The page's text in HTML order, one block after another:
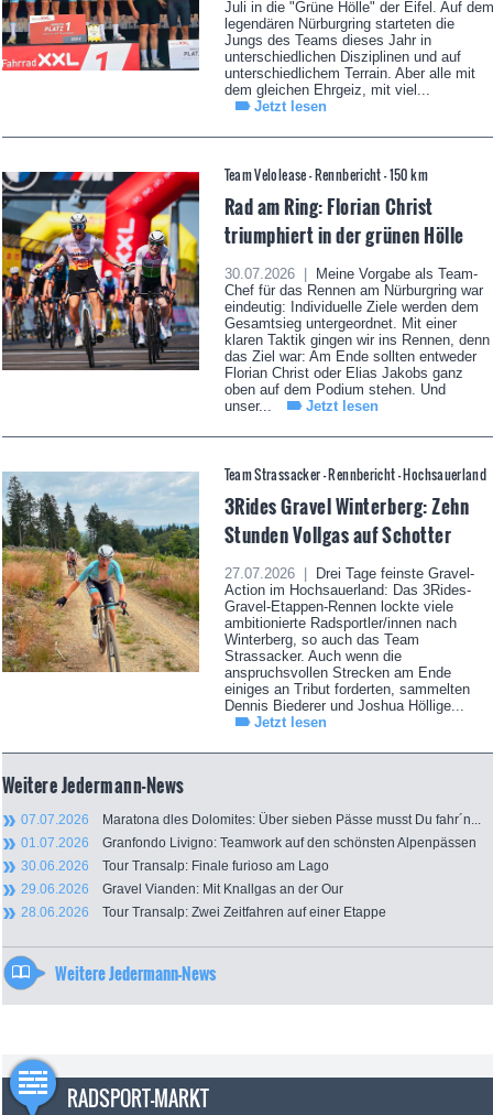
Juli in die "Grüne Hölle" der Eifel. Auf dem
legendären Nürburgring starteten die
Jungs des Teams dieses Jahr in
unterschiedlichen Disziplinen und auf
unterschiedlichem Terrain. Aber alle mit
dem gleichen Ehrgeiz, mit viel...
Jetzt lesen
Team Velolease - Rennbericht - 150 km
Rad am Ring: Florian Christ
triumphiert in der grünen Hölle
30.07.2026 |
Meine Vorgabe als Team-
Chef für das Rennen am Nürburgring war
eindeutig: Individuelle Ziele werden dem
Gesamtsieg untergeordnet. Mit einer
klaren Taktik gingen wir ins Rennen, denn
das Ziel war: Am Ende sollten entweder
Florian Christ oder Elias Jakobs ganz
oben auf dem Podium stehen. Und
unser...
Jetzt lesen
Team Strassacker - Rennbericht - Hochsauerland
3Rides Gravel Winterberg: Zehn
Stunden Vollgas auf Schotter
27.07.2026 |
Drei Tage feinste Gravel-
Action im Hochsauerland: Das 3Rides-
Gravel-Etappen-Rennen lockte viele
ambitionierte Radsportler/innen nach
Winterberg, so auch das Team
Strassacker. Auch wenn die
anspruchsvollen Strecken am Ende
einiges an Tribut forderten, sammelten
Dennis Biederer und Joshua Höllige...
Jetzt lesen
Weitere Jedermann-News
07.07.2026 Maratona dles Dolomites: Über sieben Pässe musst Du fahr´n...
01.07.2026 Granfondo Livigno: Teamwork auf den schönsten Alpenpässen
30.06.2026 Tour Transalp: Finale furioso am Lago
29.06.2026 Gravel Vianden: Mit Knallgas an der Our
28.06.2026 Tour Transalp: Zwei Zeitfahren auf einer Etappe
Weitere Jedermann-News
RADSPORT-MARKT